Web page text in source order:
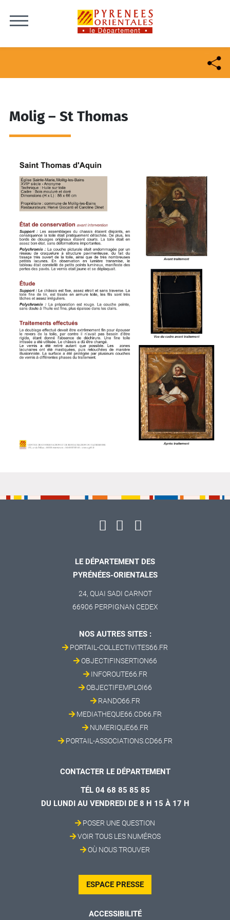
Molig – St Thomas
LE DÉPARTEMENT DES
PYRÉNÉES-ORIENTALES
24, QUAI SADI CARNOT
66906 PERPIGNAN CEDEX
NOS AUTRES SITES :
PORTAIL-COLLECTIVITES66.FR
OBJECTIFINSERTION66
INFOROUTE66.FR
OBJECTIFEMPLOI66
RANDO66.FR
MEDIATHEQUE66.CD66.FR
NUMERIQUE66.FR
PORTAIL-ASSOCIATIONS.CD66.FR
CONTACTER LE DÉPARTEMENT
TÉL 04 68 85 85 85
DU LUNDI AU VENDREDI DE 8 H 15 À 17 H
POSER UNE QUESTION
VOIR TOUS LES NUMÉROS
OÙ NOUS TROUVER
ESPACE PRESSE
ACCESSIBILITÉ